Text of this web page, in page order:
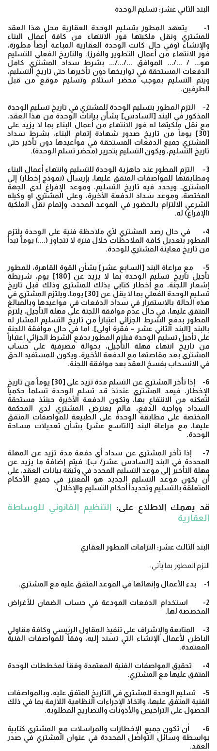
البند الثاني عشر: تسليم الوحدة
1- يتعهد المطور بتسليم الوحدة العقارية محل هذا العقد
للمشتري ونقل ملكيتها فور الانتهاء من كافة أعمال البناء
والإنشاء (وفي حال كانت الوحدة العقارية المباعة أرضاً مطورة،
فور الانتهاء من أعمال التطوير والفرز)، والتاريخ الفعلي للتسليم
هو... / .../... الموافق .../.../... بشرط سداد المشتري كامل
الدفعات المستحقة في تواريخها دون تأخيرها حتى تاريخ التسليم،
ويتم التسليم بموجب محضر استلام وتسليم موقع من قبل
الطرفين.
2- التزم المطور بتسليم الوحدة للمشتري في تاريخ تسليم الوحدة
المذكور في البند [السادس] بشأن بيانات الوحدة من هذا العقد،
مع نقل ملكيتها له فور الانتهاء من أعمال البناء بما لا يزيد على
[30] يوماً من تاريخ صدور شهادة إتمام البناء، بشرط سداد
المشتري جميع الدفعات المستحقة في مواعيدها دون تأخير حتى
تاريخ التسليم، ويكون التسليم بتحرير (محضر تسلم الوحدة).
3- التزم المطور عند جاهزية الوحدة للتسليم وانتهاء أعمال البناء
ومطابقتها للمواصفات المتفق عليها، بإرسال (نموذج إخطار) إلى
المشتري، ويحدد فيه تاريخ التسليم، وموعد الإفراغ لدى الجهة
المختصة، وموعد سداد الدفعة الأخيرة، وعلى المشتري أو وكيله
الشرعي الالتزام بالحضور في الموعد المحدد، وإتمام نقل الملكية
(الإفراغ) له.
4- في حال رصد المشتري لأي ملاحظة فنية على الوحدة يلتزم
المطور بتعديل كافة الملاحظات خلال فترة لا تتجاوز (....) يوماً تبدأ
من تاريخ معاينة المشتري للوحدة.
5- مع مراعاة البند [السابع عشر] بشأن القوة القاهرة، للمطور
تأجيل تاريخ تسليم الوحدة بما لا يزيد عن [180] يوم، شريطة
إشعار اللجنة، مع إخطار كتابي بذلك للمشتري وذلك قبل تاريخ
تسليم الوحدة الفعلي بما لا يقل عن [30] يوماً، ويلتزم المشتري في
هذه الحالة بالاستمرار في سداد الدفعات في مواعيدها وبالمبالغ
المتفق عليها، في حال عدم موافقة اللجنة على مهلة التأجيل، يلتزم
المطور بدفع الشرط الجزائي اعتباراً من تاريخ التسليم المشار له
بالبند [البند الثاني عشر – فقرة أولى]. أما في حال موافقة اللجنة
على تأجيل تسليم الوحدة فيلزم المطور بدفع الشرط الجزائي اعتباراً
من تاريخ انتهاء مهلة التأجيل، بحوالة مصرفية على حساب
المشتري بعد مقاصتها مع الدفعة الأخيرة، ويكون للمستفيد الحق
في الانسحاب بفسخ العقد بعد موافقة اللجنة.
6- إذا تأخر المشتري عن التسلم مدة تزيد على [30] يوماً من تاريخ
الإخطار، فيعد المشتري عندئذ قد تسلم الوحدة تسلماً حكمياً
لتمكنه من الانتفاع بها، وتكون الدفعة الأخيرة حينئذ مستحقة
السداد وواجبة الدفع، مالم يعترض المشتري لدى المحكمة
المختصة على مطابقة الوحدة على الطبيعة للمواصفات المتفق
عليها، مع مراعاة البند [التاسع عشر] بشأن تعديلات مساحة
الوحدة.
7- إذا تأخر المشتري عن سداد أي دفعة مدة تزيد عن المهلة
المحددة في البند [السادس عشر/ ب]، فيتم إضافة ما يزيد عن
مهلة التأخير إلى موعد التسليم المحدد في وثيقة بيانات العقد، على
أن يكون موعد التسليم الجديد هو المعتبر في جميع الأحكام
المتعلقة بالتسليم وتحديداً أحكام التسليم والإخلال.
قد يهمك الاطلاع على: التنظيم القانوني للوساطة
العقارية
البند الثالث عشر: التزامات المطور العقاري
التزم المطور بما يأتي:
1- بدء الأعمال وإنهائها في الموعد المتفق عليه مع المشتري.
2- استخدام الدفعات المودعة في حساب الضمان للأغراض
المخصصة لها.
3- المتابعة والإشراف على تنفيذ المقاول الرئيسي وكافة مقاولي
الباطن لأعمال الإنشاء التي تسند إليه، وفقاً للمواصفات الفنية
المعتمدة.
4- تحقيق المواصفات الفنية المعتمدة وفقاً لمخططات الوحدة
المتفق عليها مع المشتري.
5- تسليم الوحدة للمشتري في التاريخ المتفق عليه، وبالمواصفات
الفنية المتفق عليها، واتخاذ الإجراءات النظامية اللازمة بما في ذلك
الحصول على التراخيص والأذونات والتصاريح المطلوبة.
6- أن تكون جميع الإخطارات والمراسلات مع المشتري كتابية
بواسطة وسائل التواصل المحددة في عنوان المشتري في صدر
العقد.